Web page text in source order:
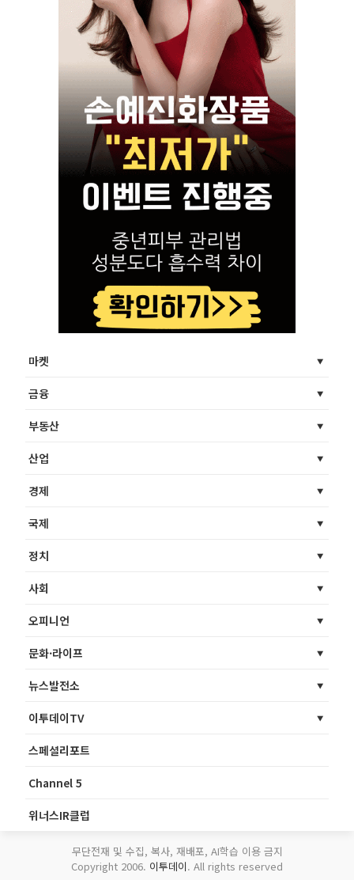
마켓
금융
부동산
산업
경제
국제
정치
사회
오피니언
문화·라이프
뉴스발전소
이투데이TV
스페셜리포트
Channel 5
위너스IR클럽
무단전재 및 수집, 복사, 재배포, AI학습 이용 금지
Copyright 2006. 이투데이. All rights reserved